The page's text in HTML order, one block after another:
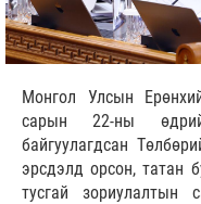
Монгол Улсын
сарын 22-ны
байгуулагдсан
эрсдэлд орсон, татан
тусгай зориулалтын